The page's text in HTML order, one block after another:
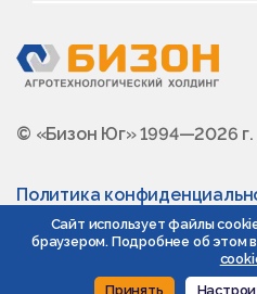
© «Бизон Юг» 1994—2026 г.
Политика
Сайт использует файлы
браузером. Подробнее об этом
Принять